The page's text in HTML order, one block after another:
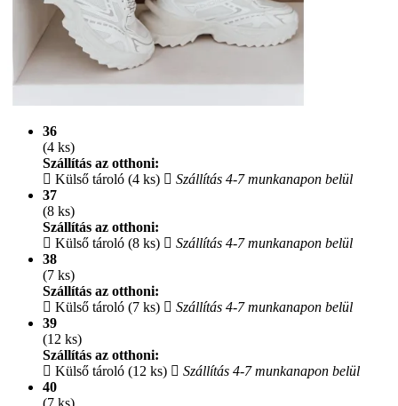
36
(4 ks)
Szállítás az otthoni:
Külső tároló (4 ks)
Szállítás 4-7 munkanapon belül
37
(8 ks)
Szállítás az otthoni:
Külső tároló (8 ks)
Szállítás 4-7 munkanapon belül
38
(7 ks)
Szállítás az otthoni:
Külső tároló (7 ks)
Szállítás 4-7 munkanapon belül
39
(12 ks)
Szállítás az otthoni:
Külső tároló (12 ks)
Szállítás 4-7 munkanapon belül
40